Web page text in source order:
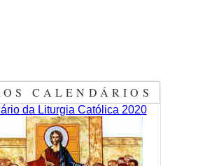
CALENDÁRIOS
da Liturgia Católica 2020